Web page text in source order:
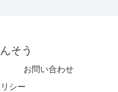
そう
お問い合わせ
シー